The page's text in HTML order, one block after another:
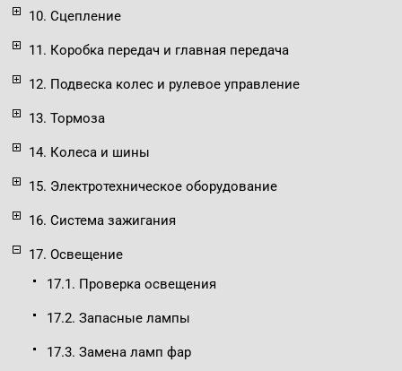
10. Сцепление
11. Коробка передач и главная передача
12. Подвеска колес и рулевое управление
13. Тормоза
14. Колеса и шины
15. Электротехническое оборудование
16. Система зажигания
17. Освещение
17.1. Проверка освещения
17.2. Запасные лампы
17.3. Замена ламп фар